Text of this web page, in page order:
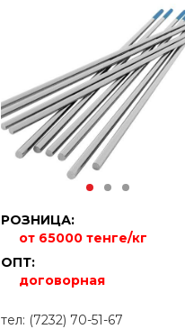
РОЗНИЦА:
от 65000 тенге/кг
ОПТ:
договорная
тел: (7232) 70-51-67